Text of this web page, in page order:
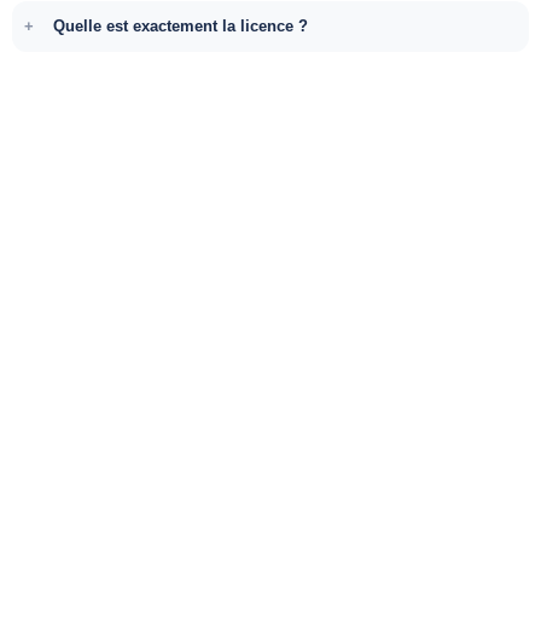
Quelle est exactement la licence ?